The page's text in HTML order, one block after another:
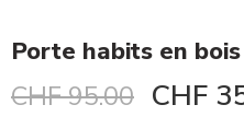
Porte habits en
CHF95.00 CHF